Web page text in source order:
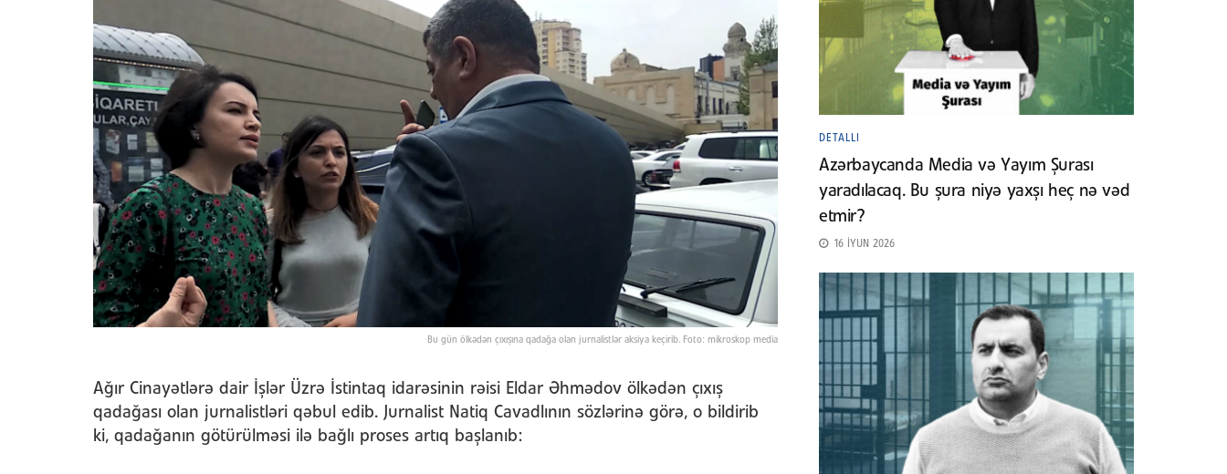
Bu gün ölkədən çıxışına qadağa olan jurnalistlər aksiya keçirib. Foto: mikroskop media
Ağır Cinayətlərə dair İşlər Üzrə İstintaq idarəsinin rəisi Eldar Əhmədov ölkədən çıxış
qadağası olan jurnalistləri qəbul edib. Jurnalist Natiq Cavadlının sözlərinə görə, o bildirib
ki, qadağanın götürülməsi ilə bağlı proses artıq başlanıb:
DETALLI
Azərbaycanda Media və Yayım Şurası
yaradılacaq. Bu şura niyə yaxşı heç nə vəd
etmir?
16 İYUN 2026